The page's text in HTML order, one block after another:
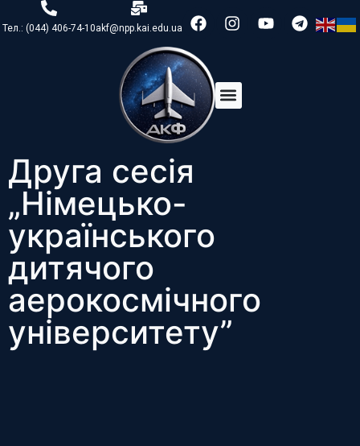
Тел.: (044) 406-74-10akf@npp.kai.edu.ua
Друга сесія
„Німецько-
українського
дитячого
аерокосмічного
університету”